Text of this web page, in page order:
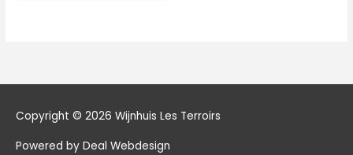
Copyright © 2026 Wijnhuis Les Terroirs
Powered by Deal Webdesign